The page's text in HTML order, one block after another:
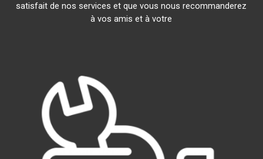
satisfait de nos services et que vous nous recommanderez
à vos amis et à votre